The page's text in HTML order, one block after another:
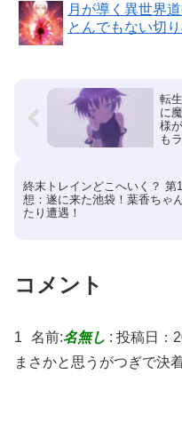
月が導く異世界
とんでもない切
転
に
様
も
終末トレインどこへいく？ 第
想：遂に来た池袋！葉香ちゃ
たり遭遇！
コメント
1 名前:名無し : 投稿日：
まさかと思うがつぎで決